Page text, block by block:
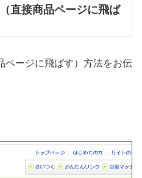
直接商品ページに飛ば
ページに飛ばす）方法をお伝